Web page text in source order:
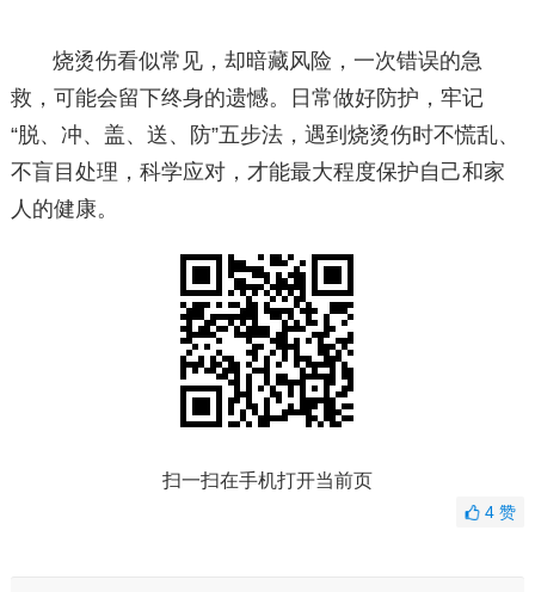
烧烫伤看似常见，却暗藏风险，一次错误的急
救，可能会留下终身的遗憾。日常做好防护，牢记
“脱、冲、盖、送、防”五步法，遇到烧烫伤时不慌乱、
不盲目处理，科学应对，才能最大程度保护自己和家
人的健康。
扫一扫在手机打开当前页
4赞